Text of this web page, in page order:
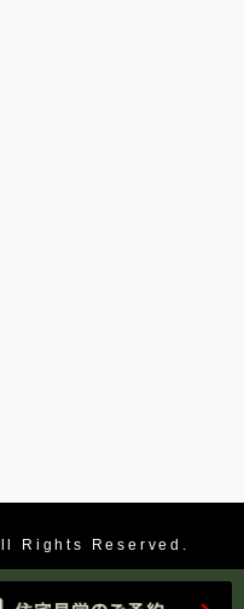
Rights Reserved.